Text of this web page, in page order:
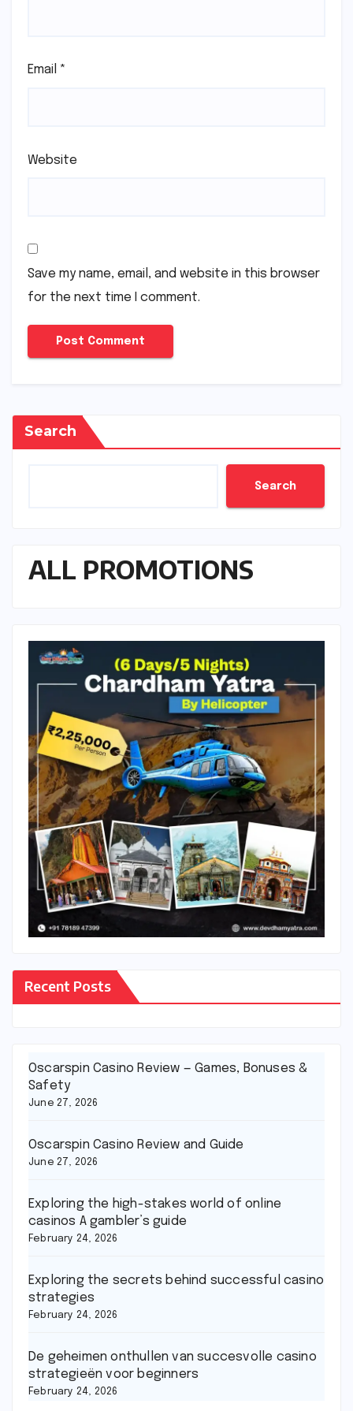
Email *
Website
Save my name, email, and website in this browser
for the next time I comment.
Search
Search
ALL PROMOTIONS
Recent Posts
Oscarspin Casino Review — Games, Bonuses &
Safety
June 27, 2026
Oscarspin Casino Review and Guide
June 27, 2026
Exploring the high-stakes world of online
casinos A gambler’s guide
February 24, 2026
Exploring the secrets behind successful casino
strategies
February 24, 2026
De geheimen onthullen van succesvolle casino
strategieën voor beginners
February 24, 2026